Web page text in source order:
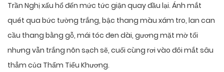
Trần Nghị xấu hổ đến mức tức giận quay đầu lại. Ánh mắt
quét qua bức tường trắng, bậc thang màu xám tro, lan can
cầu thang bằng gỗ, mái tóc đen dài, gương mặt mờ tối
nhưng vẫn trắng nõn sạch sẽ, cuối cùng rơi vào đôi mắt sâu
thẳm của Thẩm Tiểu Khương.